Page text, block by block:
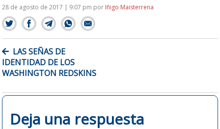
28 de agosto de 2017 | 9:07 pm por Iñigo Maisterrena
NAVEGACIÓN
DE
ENTRADAS
LAS SEÑAS DE
IDENTIDAD DE LOS
WASHINGTON REDSKINS
Deja una respuesta